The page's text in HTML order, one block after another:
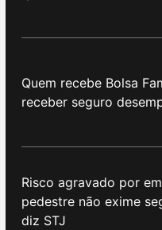
Quem recebe Bolsa
receber seguro
Risco agravado por
pedestre não exime
diz STJ